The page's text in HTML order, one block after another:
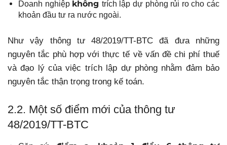
Doanh nghiệp không trích lập dự phòng rủi ro cho các
khoản đầu tư ra nước ngoài.
Như vậy thông tư 48/2019/TT-BTC đã đưa những
nguyên tắc phù hợp với thực tế về vấn đề chi phí thuế
và đạo lý của việc trích lập dự phòng nhằm đảm bảo
nguyên tắc thận trọng trong kế toán.
2.2. Một số điểm mới của thông tư
48/2019/TT-BTC